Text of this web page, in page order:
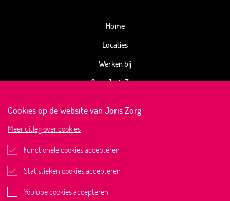
Home
Locaties
Werken bij
Over Joris Zorg
Cookies op de website van Joris Zorg
Meer uitleg over cookies
Functionele cookies accepteren
Statistieken cookies accepteren
YouTube cookies accepteren